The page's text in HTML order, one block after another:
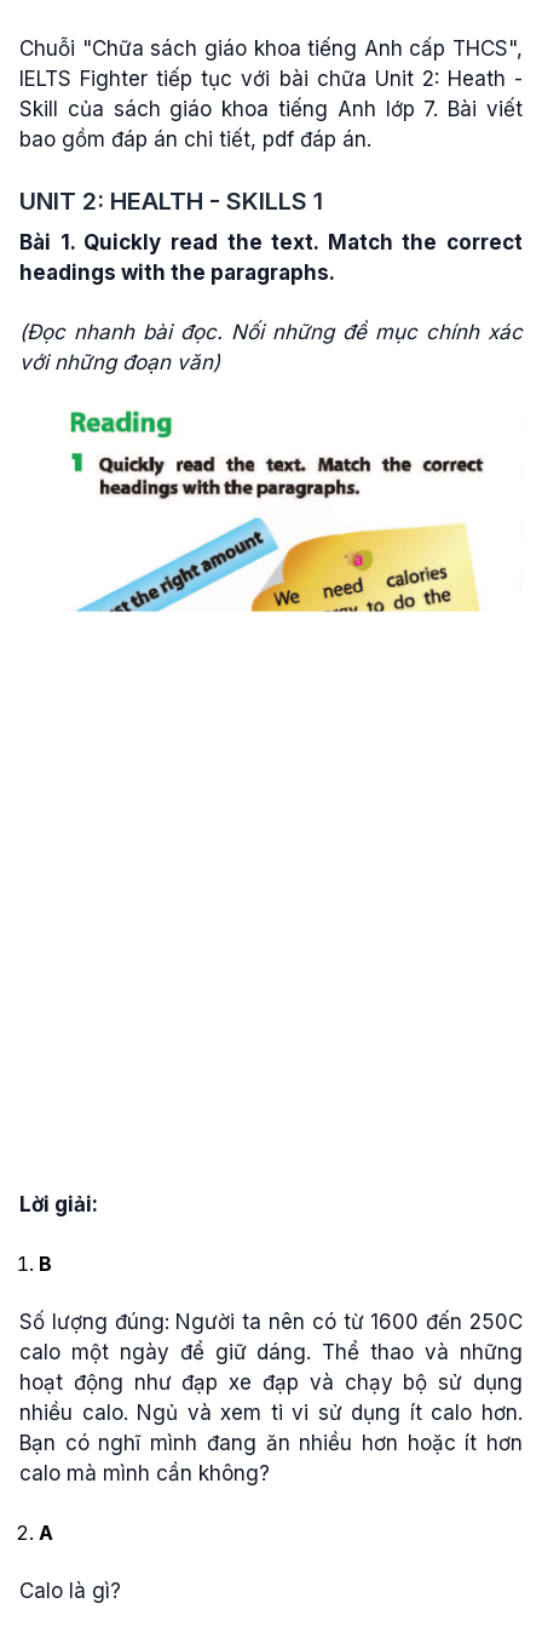
Chuỗi "Chữa sách giáo khoa tiếng Anh cấp THCS",
IELTS Fighter tiếp tục với bài chữa Unit 2: Heath -
Skill của sách giáo khoa tiếng Anh lớp 7. Bài viết
bao gồm đáp án chi tiết, pdf đáp án.
UNIT 2: HEALTH - SKILLS 1
Bài 1. Quickly read the text. Match the correct
headings with the paragraphs.
(Đọc nhanh bài đọc. Nối những đề mục chính xác
với những đoạn văn)
Lời giải:
B
Số lượng đúng: Người ta nên có từ 1600 đến 250C
calo một ngày để giữ dáng. Thể thao và những
hoạt động như đạp xe đạp và chạy bộ sử dụng
nhiều calo. Ngủ và xem ti vi sử dụng ít calo hơn.
Bạn có nghĩ mình đang ăn nhiều hơn hoặc ít hơn
calo mà mình cần không?
A
Calo là gì?